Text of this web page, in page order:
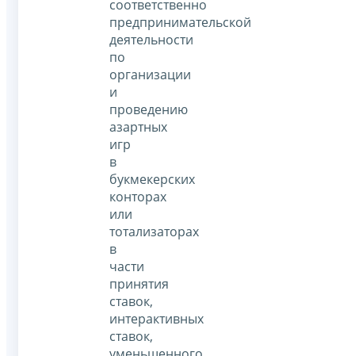
соответственно
предпринимательской
деятельности
по
организации
и
проведению
азартных
игр
в
букмекерских
конторах
или
тотализаторах
в
части
принятия
ставок,
интерактивных
ставок,